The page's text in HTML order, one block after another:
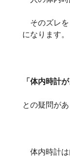
そのズレを
になります。
「体内時計
との疑問が
体内時計は